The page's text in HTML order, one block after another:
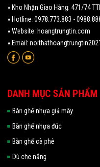
» Kho Nhận Giao Hàng: 471/74
» Hotline: 0978.773.883 -
» Website: hoangtrungtin.com
» Email:
DANH MỤC SẢN PHẨM
Bàn ghế nhựa giả mây
Bàn ghế nhựa đúc
Bàn ghế cà phê
Dù che nắng